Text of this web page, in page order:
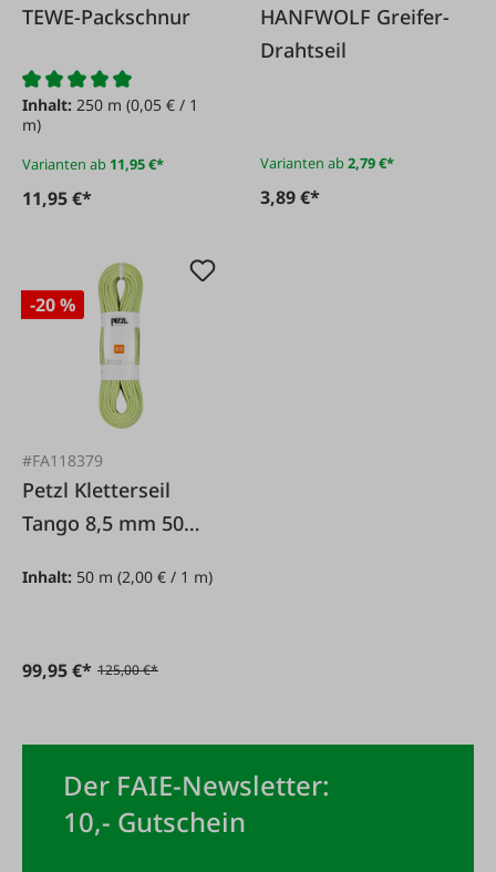
TEWE-Packschnur
Inhalt: 250 m (0,05 € / 1
m)
Varianten ab 11,95 €*
11,95 €*
HANFWOLF Greifer-
Drahtseil
Varianten ab2,79 €*
3,89 €*
-20 %
#FA118379
Petzl Kletterseil
Tango 8,5 mm 50m
Inhalt: 50 m (2,00 € / 1 m)
99,95 €* 125,00 €*
Der FAIE-Newsletter:
10,- Gutschein